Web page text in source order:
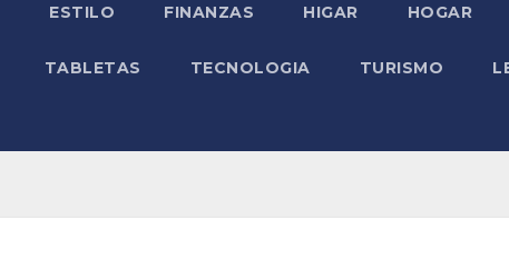
ESTILO FINANZAS HIGAR HOGAR
TABLETAS TECNOLOGIA TURISMO